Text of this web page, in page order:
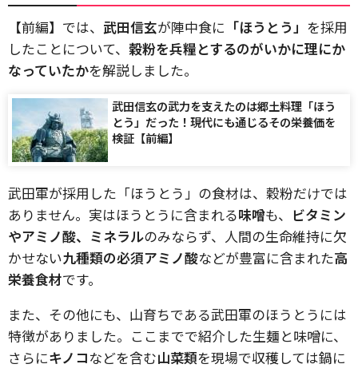
【前編】では、 武田信玄が陣中食に 「ほうとう」 を採用
したことについて、 穀粉を兵糧とするのがいかに理にか
なっていたかを解説しました。
武田信玄の武力を支えたのは郷土料理「ほう
とう」だった！現代にも通じるその栄養価を
検証【前編】
武田軍が採用した「ほうとう」の食材は、穀粉だけでは
ありません。実はほうとうに含まれる味噌も、 ビタミン
やアミノ酸、ミネラルのみならず、人間の生命維持に欠
かせない九種類の必須アミノ酸などが豊富に含まれた高
栄養食材です。
また、その他にも、山育ちである武田軍のほうとうには
特徴がありました。ここまでで紹介した生麺と味噌に、
さらにキノコなどを含む山菜類を現場で収穫しては鍋に